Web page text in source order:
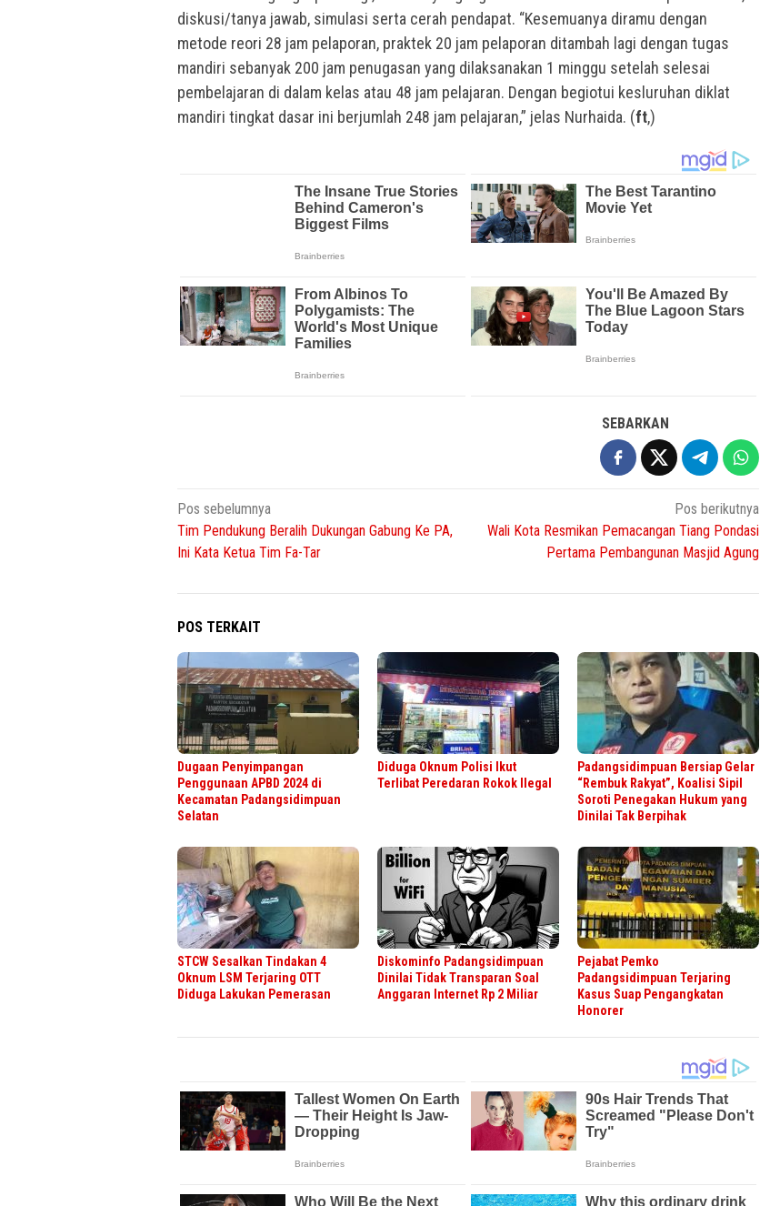
diskusi/tanya jawab, simulasi serta cerah pendapat. “Kesemuanya diramu dengan
metode reori 28 jam pelaporan, praktek 20 jam pelaporan ditambah lagi dengan tugas
mandiri sebanyak 200 jam penugasan yang dilaksanakan 1 minggu setelah selesai
pembelajaran di dalam kelas atau 48 jam pelajaran. Dengan begiotui kesluruhan diklat
mandiri tingkat dasar ini berjumlah 248 jam pelajaran,” jelas Nurhaida. (ft,)
SEBARKAN
Navigasi
pos
Pos sebelumnya
Tim Pendukung Beralih Dukungan Gabung Ke PA,
Ini Kata Ketua Tim Fa-Tar
Pos berikutnya
Wali Kota Resmikan Pemacangan Tiang Pondasi
Pertama Pembangunan Masjid Agung
POS TERKAIT
Dugaan Penyimpangan
Penggunaan APBD 2024 di
Kecamatan Padangsidimpuan
Selatan
Diduga Oknum Polisi Ikut
Terlibat Peredaran Rokok Ilegal
Padangsidimpuan Bersiap Gelar
“Rembuk Rakyat”, Koalisi Sipil
Soroti Penegakan Hukum yang
Dinilai Tak Berpihak
STCW Sesalkan Tindakan 4
Oknum LSM Terjaring OTT
Diduga Lakukan Pemerasan
Diskominfo Padangsidimpuan
Dinilai Tidak Transparan Soal
Anggaran Internet Rp 2 Miliar
Pejabat Pemko
Padangsidimpuan Terjaring
Kasus Suap Pengangkatan
Honorer